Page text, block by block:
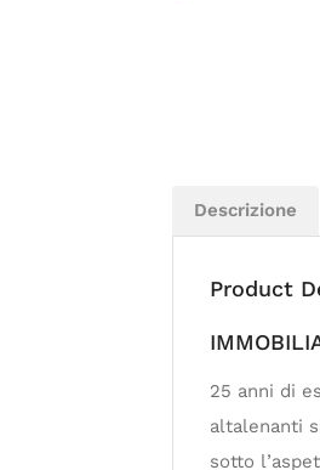
Descrizione
Product
25 anni di
altalenanti
sotto